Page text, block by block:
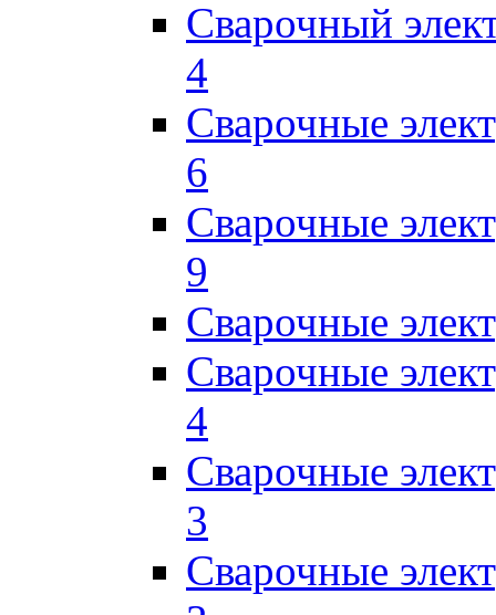
Сварочный
4
Сварочные
6
Сварочные
9
Сварочные
Сварочные
4
Сварочные
3
Сварочные